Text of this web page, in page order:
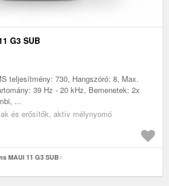
G3 SUB
teljesítmény: 730, Hangszóró: 8, Max.
39 Hz - 20 kHz, Bemenetek: 2x
...
és erősítők, aktív mélynyomó
MAUI 11 G3 SUB